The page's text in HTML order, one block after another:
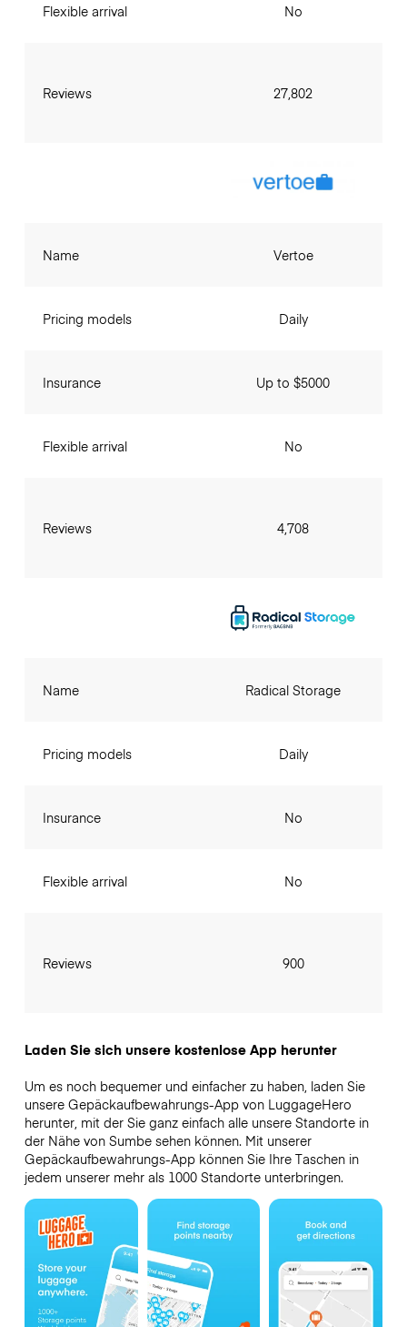
Flexible arrival
Reviews
No
27,802
Name
Pricing models
Insurance
Flexible arrival
Reviews
Vertoe
Daily
Up to $5000
No
4,708
Name
Pricing models
Insurance
Flexible arrival
Reviews
Radical Storage
Daily
No
No
900
Laden Sie sich unsere kostenlose App herunter
Um es noch bequemer und einfacher zu haben, laden Sie
unsere Gepäckaufbewahrungs-App von LuggageHero
herunter, mit der Sie ganz einfach alle unsere Standorte in
der Nähe von Sumbe sehen können. Mit unserer
Gepäckaufbewahrungs-App können Sie Ihre Taschen in
jedem unserer mehr als 1000 Standorte unterbringen.